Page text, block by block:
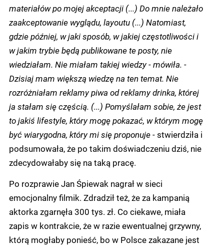
materiałów po mojej akceptacji (...) Do mnie należało
zaakceptowanie wyglądu, layoutu (...) Natomiast,
gdzie później, w jaki sposób, w jakiej częstotliwości i
w jakim trybie będą publikowane te posty, nie
wiedziałam. Nie miałam takiej wiedzy - mówiła. -
Dzisiaj mam większą wiedzę na ten temat. Nie
rozróżniałam reklamy piwa od reklamy drinka, której
ja stałam się częścią. (...) Pomyślałam sobie, że jest
to jakiś lifestyle, który mogę pokazać, w którym mogę
być wiarygodna, który mi się proponuje- stwierdziła i
podsumowała, że po takim doświadczeniu dziś, nie
zdecydowałaby się na taką pracę.
Po rozprawie Jan Śpiewak nagrał w sieci
emocjonalny filmik. Zdradził też, że za kampanią
aktorka zgarnęła 300 tys. zł. Co ciekawe, miała
zapis w kontrakcie, że w razie ewentualnej grzywny,
którą mogłaby ponieść, bo w Polsce zakazane jest